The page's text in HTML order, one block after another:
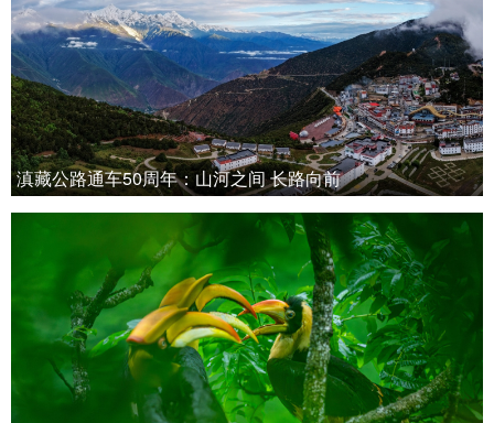
滇藏公路通车50周年：山河之间 长路向前